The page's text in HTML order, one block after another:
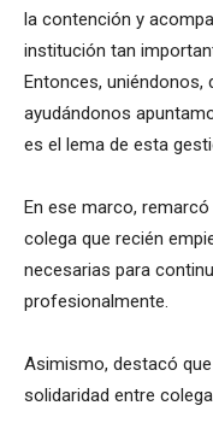
la contención y
institución tan
Entonces, uniéndonos,
ayudándonos
es el lema de esta
En ese marco,
colega que recién
necesarias para
profesionalmente.
Asimismo, destacó
solidaridad entre